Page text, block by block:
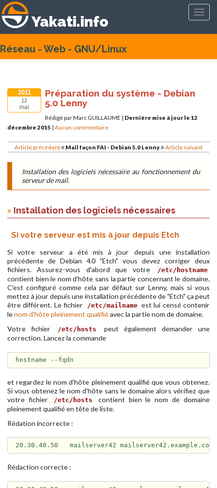
Yakati.info
Réseau - Web - GNU/Linux
2011
12
mai
Préparation du système - Debian
5.0 Lenny
Rédigé par Marc GUILLAUME | Dernière mise à jour le 12
décembre 2015 | Aucun commentaire
Article précédent Mail façon FAI - Debian 5.0 Lenny Article suivant
Installation des logiciels nécessaire au fonctionnement du
serveur de mail.
Installation des logiciels nécessaires
Si votre serveur est mis à jour depuis Etch
Si votre serveur a été mis à jour depuis une installation
précédente de Debian 4.0 "Etch" vous devez corriger deux
fichiers. Assurez-vous d'abord que votre
/etc/hostname
contient bien le nom d'hôte sans la partie concernant le domaine.
C'est configuré comme cela par défaut sur Lenny, mais si vous
mettez à jour depuis une installation précédente de "Etch" ça peut
être différent. Le fichier
/etc/mailname est lui censé contenir
lenom d'hôte pleinement qualifiéavec la partie nom de domaine.
Votre fichier
/etc/hosts
peut également demander une
correction. Lancez la commande
et regardez le nom d'hôte pleinement qualifié que vous obtenez.
Si vous obtenez le nom d'hôte sans le domaine alors vérifiez que
votre fichier
/etc/hosts
contient bien le nom de domaine
pleinement qualifié en tête de liste.
Rédation incorrecte :
Rédaction correcte :